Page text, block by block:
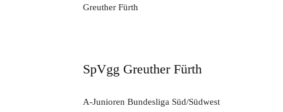
SpVgg Greuther Fürth
A-Junioren Bundesliga Süd/Südwest